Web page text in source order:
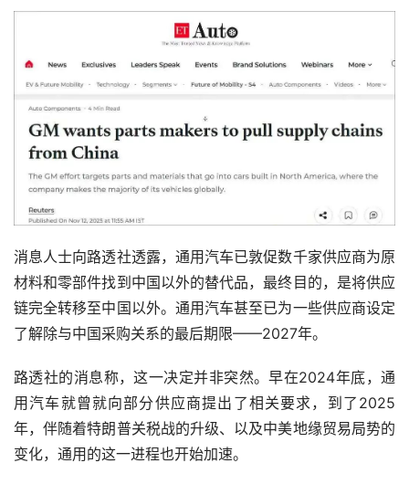
消息人士向路透社透露，通用汽车已敦促数千家供应商为原
材料和零部件找到中国以外的替代品，最终目的，是将供应
链完全转移至中国以外。通用汽车甚至已为一些供应商设定
了解除与中国采购关系的最后期限——2027年。
路透社的消息称，这一决定并非突然。早在2024年底，通
用汽车就曾就向部分供应商提出了相关要求，到了2025
年，伴随着特朗普关税战的升级、以及中美地缘贸易局势的
变化，通用的这一进程也开始加速。